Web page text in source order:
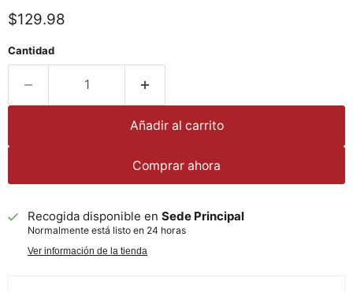
Precio actual
$129.98
Cantidad
Añadir al carrito
Comprar ahora
Recogida disponible en Sede Principal
Normalmente está listo en 24 horas
Ver información de la tienda